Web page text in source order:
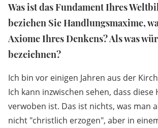
Was ist das Fundament Ihres
beziehen Sie Handlungsmaxime,
Axiome Ihres Denkens? Als was
bezeichnen?
Ich bin vor einigen Jahren aus der
Ich kann inzwischen sehen, dass
verwoben ist. Das ist nichts, was man
nicht "christlich erzogen", aber in